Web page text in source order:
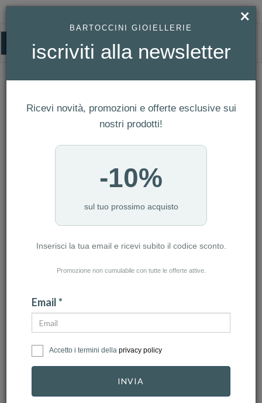
HOMEPAGE GIOVANNI RASPINI - CHARM CULLA
GIOVANNI RASPINI - CHARM CULLA
×
BARTOCCINI GIOIELLERIE
iscriviti alla newsletter
Ricevi novità, promozioni e offerte esclusive sui
nostri prodotti!
-10%
sul tuo prossimo acquisto
Inserisci la tua email e ricevi subito il codice sconto.
Promozione non cumulabile con tutte le offerte attive.
Email *
Accetto i termini della privacy policy
INVIA